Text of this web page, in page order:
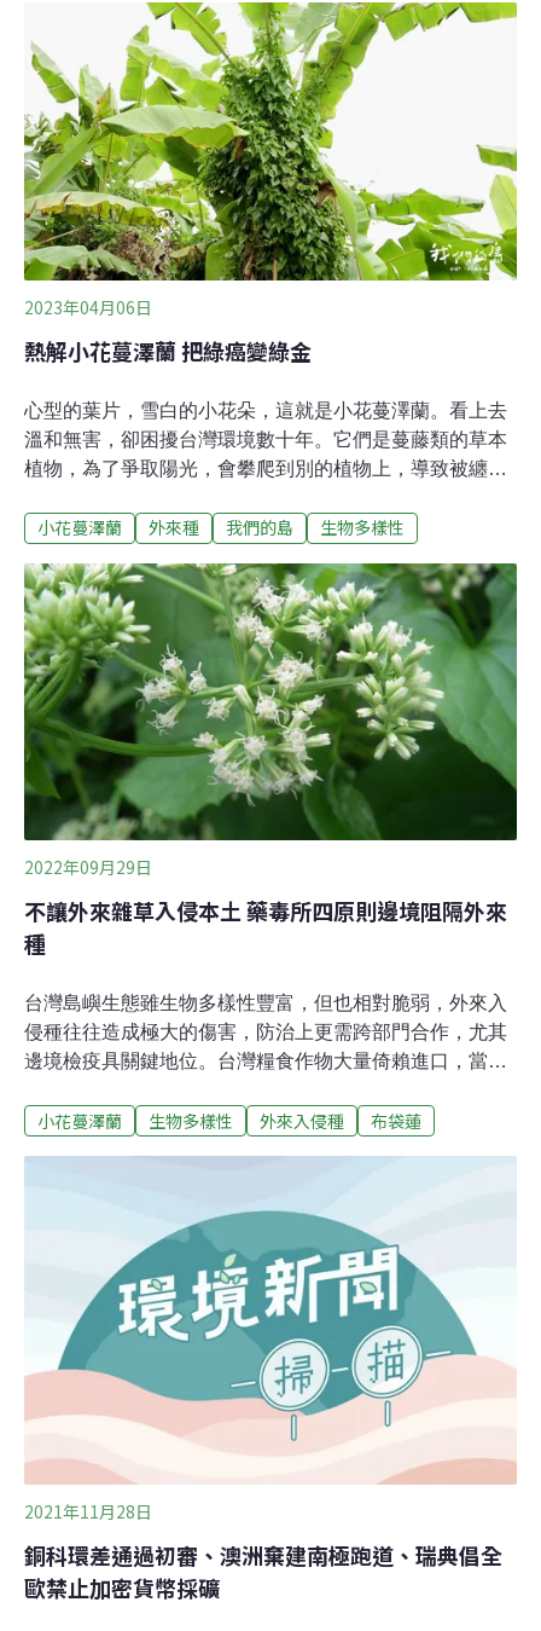
分。台灣大學生態學與演化生物學研究所副教授郭城孟，
曾在英國看過來自台灣的鹵蕨標本，其中一件就來自淡水
河。為什麼鹵蕨會從淡水河消失？這部分沒有研究資料，
只知道300年前曾經有過。2012年，台北市水利處進行社
六濕地營造工作，計畫將淤積的河灘地，打造成環境教育
場域，當時負責的建築師陳江河向水利處引薦荒野保護協
會的陳德鴻，在社六濕地設計階段，就把鹵蕨復育納入思
考。水利處長陳郭正表示，當年一拍即合，這個緣結下十
幾年，希望水利單位也可以對生態盡一點心力
2023年04月06日
熱解小花蔓澤蘭 把綠癌變綠金
心型的葉片，雪白的小花朵，這就是小花蔓澤蘭。看上去
溫和無害，卻困擾台灣環境數十年。它們是蔓藤類的草本
植物，為了爭取陽光，會攀爬到別的植物上，導致被纏繞
物怎麼清除？如果除不完，怎麼辦？除下來的植物體如何
廣泛攻占荒廢的農墾地與低海拔近郊，彷彿癌細胞迅速擴
散，因而被稱為「綠癌」。根據林務局統計，小花蔓澤蘭
的危害面積，在2002年高達5萬6848公頃，近年雖然降到
3000多公頃，但全台19個縣市都有。根據國外研究，小花
蔓澤蘭一平方公尺的範圍內，有17萬顆種子，隨風散播，
植株生長速度奇快，還能無性繁殖。因此，清除小花蔓澤
蘭務必連根拔起。趕在10月開花前，林務局將8到9月訂為
防治月，為鼓勵民眾參加除蔓，以每公斤5元的價格，整
年收購。為了加速清除，有些縣市政府會加碼，以花蓮縣
為例，每公斤加碼3元，南投縣則
小花蔓澤蘭 外來種 我們的島 生物多樣性
2022年09月29日
不讓外來雜草入侵本土 藥毒所四原則邊境阻隔外來
種
台灣島嶼生態雖生物多樣性豐富，但也相對脆弱，外來入
侵種往往造成極大的傷害，防治上更需跨部門合作，尤其
邊境檢疫具關鍵地位。台灣糧食作物大量倚賴進口，當邊
子，就要交給農委會農業藥物毒物試驗所進行鑑識，一旦
抑制，對野地原生植物造成極大的威脅；水塘中整片的布
袋蓮看似綠意盎然，卻會阻塞河道、濕地陸化。這類外來
植物由於影響原生物種及生態系減退，甚至影響產業，而
被視為外來入侵種。如何控管外來種入侵風險？ 藥毒所推
四項評估標準「外來植物落地後的生長、生態環境影響及
繁殖速度的差異極大，對農業生產及環境生態造成的衝擊
不同。」農委會農業藥物毒物試驗所昨（28）日召開記者
會，說明邊境植物檢疫實務扮演的角色，助理研究員王智
屏說，外來種是指藉由自然或人為的方式，出現在自
小花蔓澤蘭 生物多樣性 外來入侵種 布袋蓮
2021年11月28日
銅科環差通過初審、澳洲棄建南極跑道、瑞典倡全
歐禁止加密貨幣採礦